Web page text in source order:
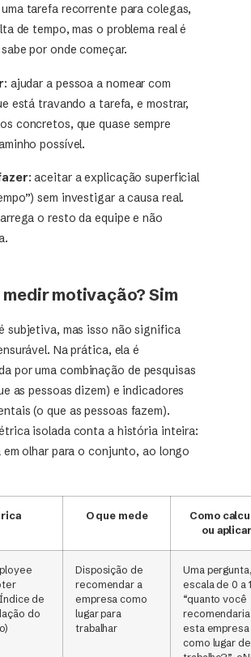
tarefa recorrente para colegas,
de tempo, mas o problema real é
por onde começar.
: ajudar a pessoa a nomear com
está travando a tarefa, e mostrar,
concretos, que quase sempre
possível.
: aceitar a explicação superficial
sem investigar a causa real.
o resto da equipe e não
medir motivação? Sim
subjetiva, mas isso não significa
Na prática, ela é
por uma combinação de pesquisas
as pessoas dizem) e indicadores
(o que as pessoas fazem).
isolada conta a história inteira:
olhar para o conjunto, ao longo
O que mede
Como
ou aplicar
de
do
Disposição de
recomendar a
empresa como
lugar para
trabalhar
Uma
escala de 0 a
“quanto você
recomendaria
esta empresa
como lugar de